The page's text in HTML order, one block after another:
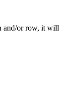
and/or row, it